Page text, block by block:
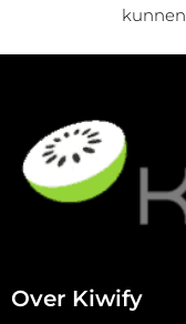
Over Kiwify